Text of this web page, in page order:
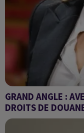
GRAND ANGLE :
DROITS DE
Donald Trump fait